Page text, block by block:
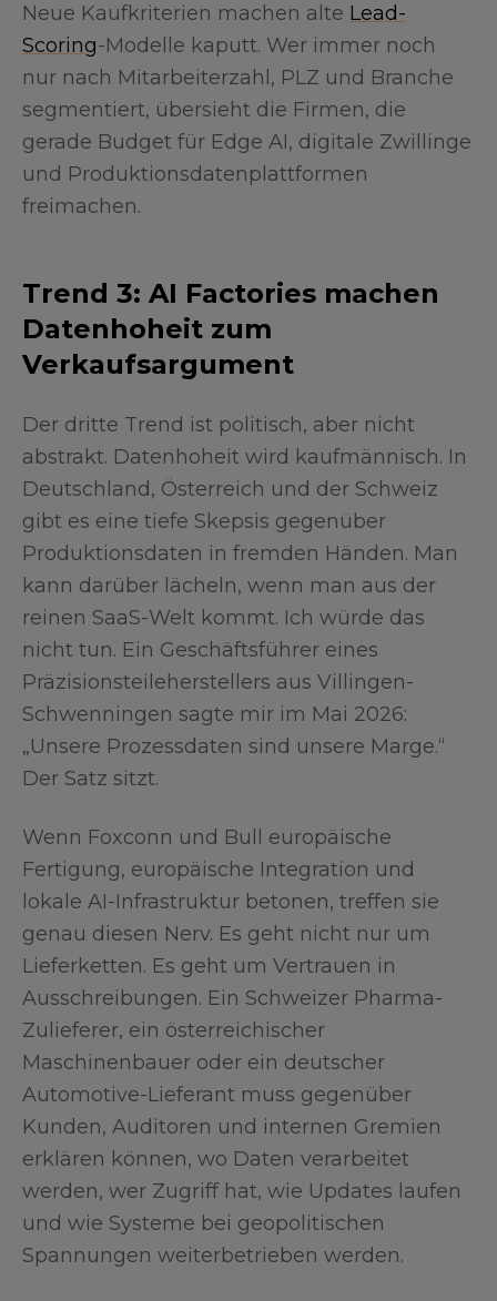
Neue Kaufkriterien machen alte Lead-
Scoring-Modelle kaputt. Wer immer noch
nur nach Mitarbeiterzahl, PLZ und Branche
segmentiert, übersieht die Firmen, die
gerade Budget für Edge AI, digitale Zwillinge
und Produktionsdatenplattformen
freimachen.
Trend 3: AI Factories machen
Datenhoheit zum
Verkaufsargument
Der dritte Trend ist politisch, aber nicht
abstrakt. Datenhoheit wird kaufmännisch. In
Deutschland, Österreich und der Schweiz
gibt es eine tiefe Skepsis gegenüber
Produktionsdaten in fremden Händen. Man
kann darüber lächeln, wenn man aus der
reinen SaaS-Welt kommt. Ich würde das
nicht tun. Ein Geschäftsführer eines
Präzisionsteileherstellers aus Villingen-
Schwenningen sagte mir im Mai 2026:
„Unsere Prozessdaten sind unsere Marge.“
Der Satz sitzt.
Wenn Foxconn und Bull europäische
Fertigung, europäische Integration und
lokale AI-Infrastruktur betonen, treffen sie
genau diesen Nerv. Es geht nicht nur um
Lieferketten. Es geht um Vertrauen in
Ausschreibungen. Ein Schweizer Pharma-
Zulieferer, ein österreichischer
Maschinenbauer oder ein deutscher
Automotive-Lieferant muss gegenüber
Kunden, Auditoren und internen Gremien
erklären können, wo Daten verarbeitet
werden, wer Zugriff hat, wie Updates laufen
und wie Systeme bei geopolitischen
Spannungen weiterbetrieben werden.